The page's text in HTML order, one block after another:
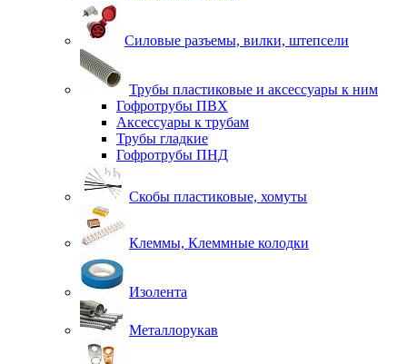
Силовые разъемы, вилки, штепсели
Трубы пластиковые и аксессуары к ним
Гофротрубы ПВХ
Аксессуары к трубам
Трубы гладкие
Гофротрубы ПНД
Скобы пластиковые, хомуты
Клеммы, Клеммные колодки
Изолента
Металлорукав